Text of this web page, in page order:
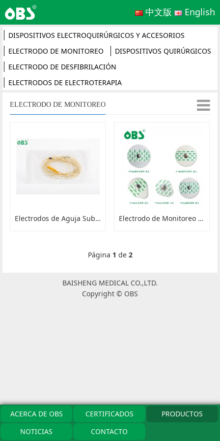
中文版 English
DISPOSITIVOS ELECTROQUIRÚRGICOS Y ACCESORIOS
ELECTRODO DE MONITOREO
DISPOSITIVOS QUIRÚRGICOS
ELECTRODO DE DESFIBRILACIÓN
ELECTRODOS DE ELECTROTERAPIA
ELECTRODO DE MONITOREO
Electrodos de Aguja Subdérmica Electrodo de Monitoreo ECG Adecuado para
Página 1 de 2
BAISHENG MEDICAL CO.,LTD.
Copyright © OBS
ACERCA DE OBS CERTIFICADOS
PRODUCTOS
NOTICIAS
CONTACTO